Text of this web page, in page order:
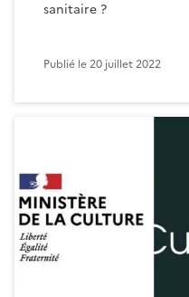
sanitaire ?
Publié le20 juillet 2022